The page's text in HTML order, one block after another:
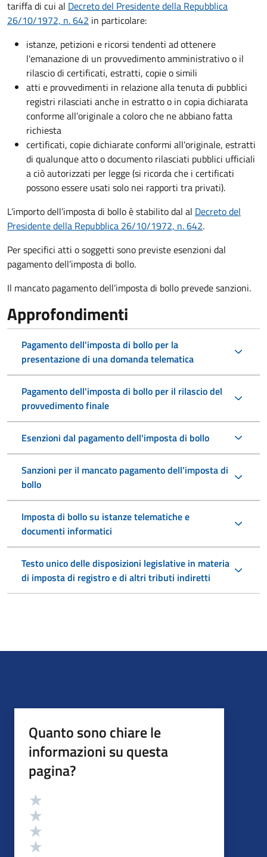
tariffa di cui al Decreto del Presidente della Repubblica
26/10/1972, n. 642 in particolare:
istanze, petizioni e ricorsi tendenti ad ottenere
l'emanazione di un provvedimento amministrativo o il
rilascio di certificati, estratti, copie o simili
atti e provvedimenti in relazione alla tenuta di pubblici
registri rilasciati anche in estratto o in copia dichiarata
conforme all’originale a coloro che ne abbiano fatta
richiesta
certificati, copie dichiarate conformi all'originale, estratti
di qualunque atto o documento rilasciati pubblici ufficiali
a ciò autorizzati per legge (si ricorda che i certificati
possono essere usati solo nei rapporti tra privati).
L’importo dell’imposta di bollo è stabilito dal al Decreto del
Presidente della Repubblica 26/10/1972, n. 642.
Per specifici atti o soggetti sono previste esenzioni dal
pagamento dell’imposta di bollo.
Il mancato pagamento dell’imposta di bollo prevede sanzioni.
Approfondimenti
Pagamento dell'imposta di bollo per la
presentazione di una domanda telematica
Pagamento dell'imposta di bollo per il rilascio del
provvedimento finale
Esenzioni dal pagamento dell'imposta di bollo
Sanzioni per il mancato pagamento dell’imposta di
bollo
Imposta di bollo su istanze telematiche e
documenti informatici
Testo unico delle disposizioni legislative in materia
di imposta di registro e di altri tributi indiretti
Quanto sono chiare le
informazioni su questa
pagina?
Valutazione